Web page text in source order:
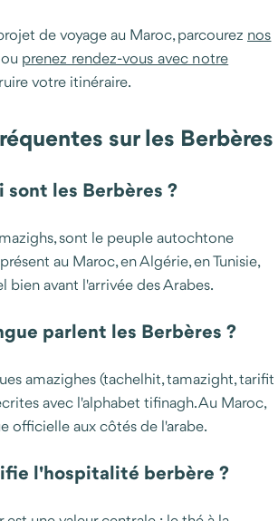
de voyage au Maroc, parcourez nos
ou prenez rendez-vous avec notre
votre itinéraire.
sur les Berbères
sont les Berbères ?
sont le peuple autochtone
au Maroc, en Algérie, en Tunisie,
bien avant l'arrivée des Arabes.
parlent les Berbères ?
amazighes (tachelhit, tamazight, tarifit
avec l'alphabet tifinagh. Au Maroc,
officielle aux côtés de l'arabe.
l'hospitalité berbère ?